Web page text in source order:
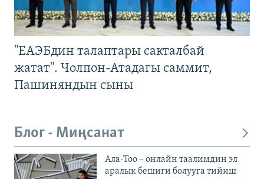
"ЕАЭБдин талаптары сакталбай
жатат". Чолпон-Атадагы саммит,
Пашиняндын сыны
Блог - Миңсанат
Ала-Тоо – онлайн таалимдин эл
аралык бешиги болууга тийиш